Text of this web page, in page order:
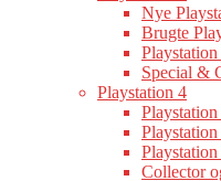
Nye
Brugte
Special &
Playstation 4
Collector